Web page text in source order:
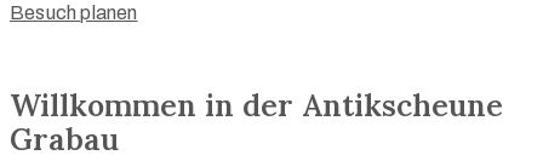
Besuch planen
Willkommen in der Antikscheune
Grabau